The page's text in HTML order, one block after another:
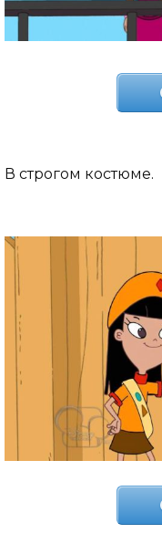
В строгом костюме.